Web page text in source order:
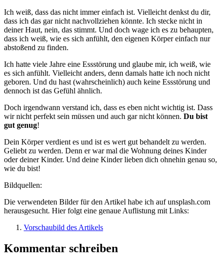
Ich weiß, dass das nicht immer einfach ist. Vielleicht denkst du dir,
dass ich das gar nicht nachvollziehen könnte. Ich stecke nicht in
deiner Haut, nein, das stimmt. Und doch wage ich es zu behaupten,
dass ich weiß, wie es sich anfühlt, den eigenen Körper einfach nur
abstoßend zu finden.
Ich hatte viele Jahre eine Essstörung und glaube mir, ich weiß, wie
es sich anfühlt. Vielleicht anders, denn damals hatte ich noch nicht
geboren. Und du hast (wahrscheinlich) auch keine Essstörung und
dennoch ist das Gefühl ähnlich.
Doch irgendwann verstand ich, dass es eben nicht wichtig ist. Dass
wir nicht perfekt sein müssen und auch gar nicht können. Du bist
gut genug!
Dein Körper verdient es und ist es wert gut behandelt zu werden.
Geliebt zu werden. Denn er war mal die Wohnung deines Kinder
oder deiner Kinder. Und deine Kinder lieben dich ohnehin genau so,
wie du bist!
Bildquellen:
Die verwendeten Bilder für den Artikel habe ich auf unsplash.com
herausgesucht. Hier folgt eine genaue Auflistung mit Links:
Vorschaubild des Artikels
Kommentar schreiben